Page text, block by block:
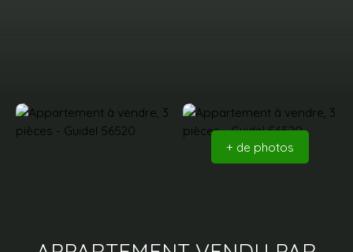
Estimation
+ de photos